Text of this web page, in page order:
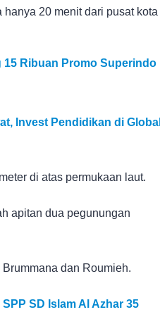
20 menit dari pusat kota
Ribuan Promo Superindo
Invest Pendidikan di Global
di atas permukaan laut.
apitan dua pegunungan
dan Roumieh.
SD Islam Al Azhar 35